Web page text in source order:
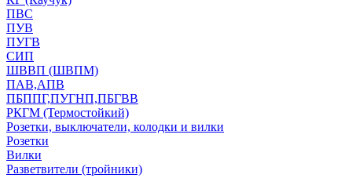
ПВС
ПУВ
ПУГВ
СИП
ШВВП (ШВПМ)
ПАВ,АПВ
ПБППГ,ПУГНП,ПБГВВ
РКГМ (Термостойкий)
Розетки, выключатели, колодки и вилки
Розетки
Вилки
Разветвители (тройники)